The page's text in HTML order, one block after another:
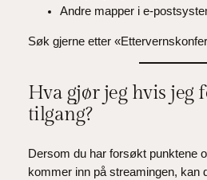
Andre mapper i e-
Søk gjerne etter
Hva gjør jeg hvis jeg
tilgang?
Dersom du har forsøkt punktene
kommer inn på streamingen, kan